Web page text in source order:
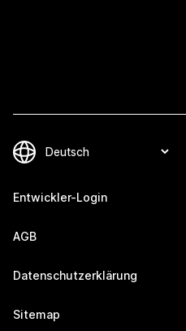
Entwickler-Login
AGB
Datenschutzerklärung
Sitemap